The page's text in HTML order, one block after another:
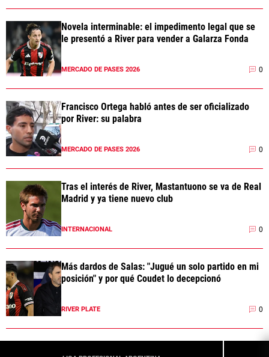
Novela interminable: el impedimento legal que se
le presentó a River para vender a Galarza Fonda
MERCADO DE PASES 2026 0
Francisco Ortega habló antes de ser oficializado
por River: su palabra
MERCADO DE PASES 2026 0
Tras el interés de River, Mastantuono se va de Real
Madrid y ya tiene nuevo club
INTERNACIONAL 0
Más dardos de Salas: "Jugué un solo partido en mi
posición" y por qué Coudet lo decepcionó
RIVER PLATE 0